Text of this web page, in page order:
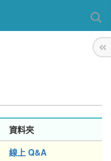
資料夾
線上 Q&A